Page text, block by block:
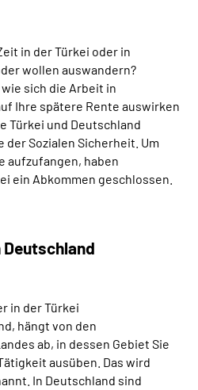
Kundenportal
in der Türkei oder in
wollen auswandern?
sich die Arbeit in
Ihre spätere Rente auswirken
Türkei und Deutschland
Sozialen Sicherheit. Um
aufzufangen, haben
ein Abkommen geschlossen.
Deutschland
in der Türkei
hängt von den
ab, in dessen Gebiet Sie
ausüben. Das wird
In Deutschland sind